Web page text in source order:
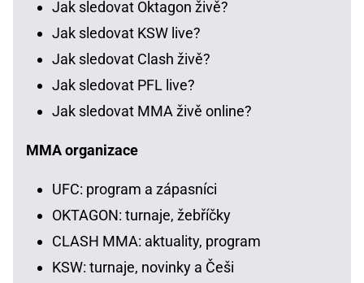
Jak sledovat Oktagon živě?
Jak sledovat KSW live?
Jak sledovat Clash živě?
Jak sledovat PFL live?
Jak sledovat MMA živě online?
MMA organizace
UFC: program a zápasníci
OKTAGON: turnaje, žebříčky
CLASH MMA: aktuality, program
KSW: turnaje, novinky a Češi